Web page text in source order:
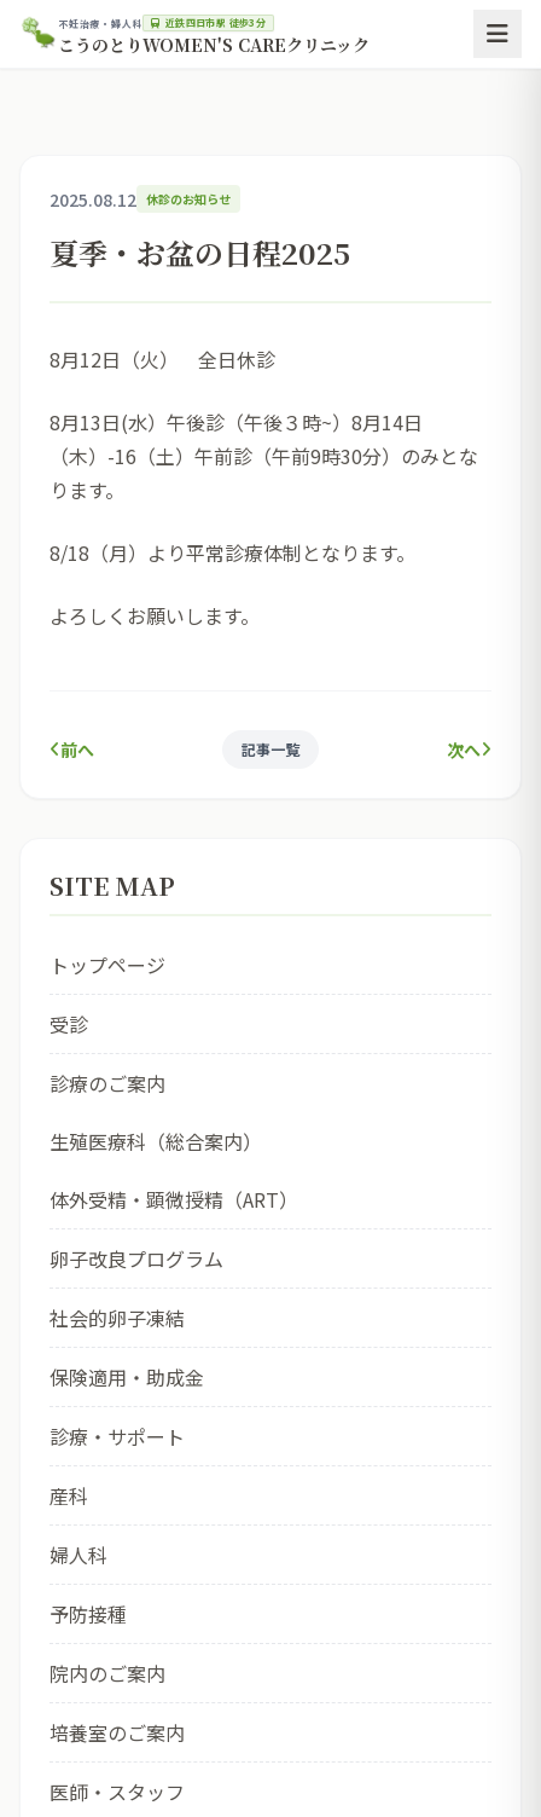
不妊治療・婦人科 近鉄四日市駅 徒歩3分
こうのとりWOMEN'S CAREクリニック
2025.08.12 休診のお知らせ
夏季・お盆の日程2025
8月12日（火） 全日休診
8月13日(水）午後診（午後３時~）8月14日
（木）-16（土）午前診（午前9時30分）のみとな
ります。
8/18（月）より平常診療体制となります。
よろしくお願いします。
前へ 記事一覧 次へ
SITE MAP
トップページ
受診
診療のご案内
生殖医療科（総合案内）
体外受精・顕微授精（ART）
卵子改良プログラム
社会的卵子凍結
保険適用・助成金
診療・サポート
産科
婦人科
予防接種
院内のご案内
培養室のご案内
医師・スタッフ